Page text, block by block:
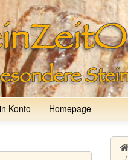
Konto Homepage